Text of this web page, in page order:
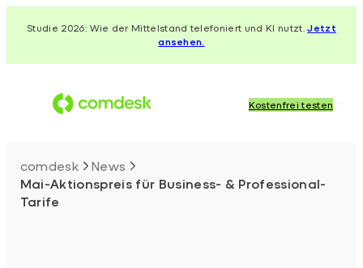
InhaltStudie 2026: Wie der Mittelstand telefoniert und KI nutzt.Jetzt
ansehen.
Kostenfrei testen
comdesk
News
Mai-Aktionspreis für Business- & Professional-
Tarife